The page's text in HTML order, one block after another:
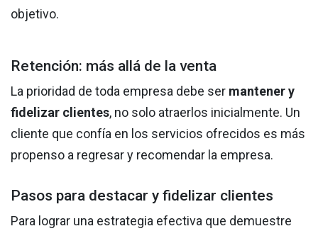
objetivo.
Retención: más allá de la venta
La prioridad de toda empresa debe ser mantener y
fidelizar clientes, no solo atraerlos inicialmente. Un
cliente que confía en los servicios ofrecidos es más
propenso a regresar y recomendar la empresa.
Pasos para destacar y fidelizar clientes
Para lograr una estrategia efectiva que demuestre